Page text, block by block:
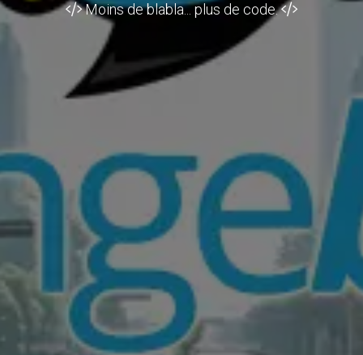
Moins de blabla... plus de code.